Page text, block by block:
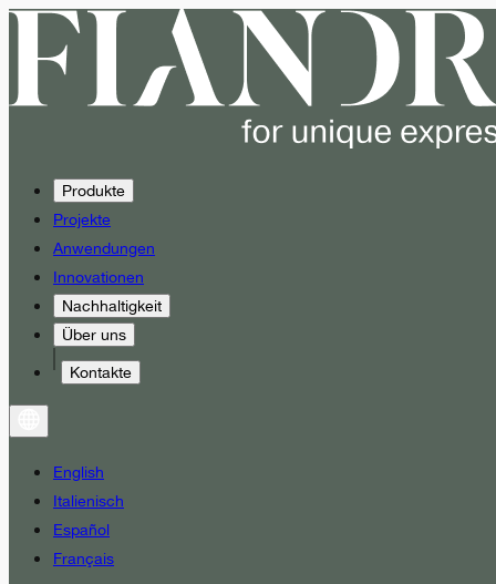
Produkte
Projekte
Anwendungen
Innovationen
Nachhaltigkeit
Über uns
Kontakte
English
Italienisch
Español
Français